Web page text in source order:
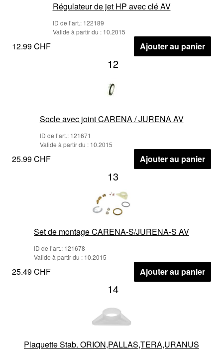
Régulateur de jet HP avec clé AV
ID de l’art.: 122189
Valide à partir du : 10.2015
12.99 CHF Ajouter au panier
12
Socle avec joint CARENA / JURENA AV
ID de l’art.: 121671
Valide à partir du : 10.2015
25.99 CHF Ajouter au panier
13
Set de montage CARENA-S/JURENA-S AV
ID de l’art.: 121678
Valide à partir du : 10.2015
25.49 CHF Ajouter au panier
14
Plaquette Stab. ORION,PALLAS,TERA,URANUS